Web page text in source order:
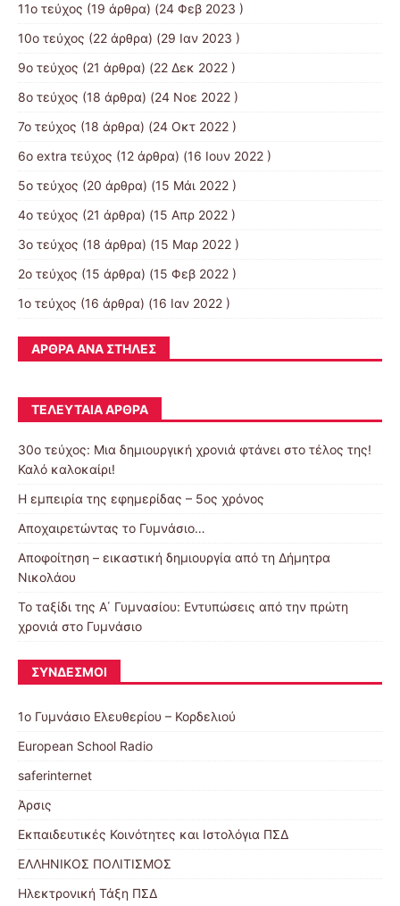
11ο τεύχος (19 άρθρα) (24 Φεβ 2023 )
10o τεύχος (22 άρθρα) (29 Ιαν 2023 )
9ο τεύχος (21 άρθρα) (22 Δεκ 2022 )
8ο τεύχος (18 άρθρα) (24 Νοε 2022 )
7ο τεύχος (18 άρθρα) (24 Οκτ 2022 )
6ο extra τεύχος (12 άρθρα) (16 Ιουν 2022 )
5ο τεύχος (20 άρθρα) (15 Μάι 2022 )
4ο τεύχος (21 άρθρα) (15 Απρ 2022 )
3ο τεύχος (18 άρθρα) (15 Μαρ 2022 )
2ο τεύχος (15 άρθρα) (15 Φεβ 2022 )
1ο τεύχος (16 άρθρα) (16 Ιαν 2022 )
ΆΡΘΡΑ ΑΝΆ ΣΤΉΛΕΣ
ΤΕΛΕΥΤΑΊΑ ΆΡΘΡΑ
30o τεύχος: Μια δημιουργική χρονιά φτάνει στο τέλος της!
Καλό καλοκαίρι!
Η εμπειρία της εφημερίδας – 5ος χρόνος
Αποχαιρετώντας το Γυμνάσιο…
Αποφοίτηση – εικαστική δημιουργία από τη Δήμητρα
Νικολάου
Το ταξίδι της Α΄ Γυμνασίου: Εντυπώσεις από την πρώτη
χρονιά στο Γυμνάσιο
ΣΎΝΔΕΣΜΟΙ
1ο Γυμνάσιο Ελευθερίου – Κορδελιού
European School Radio
saferinternet
Άρσις
Εκπαιδευτικές Κοινότητες και Ιστολόγια ΠΣΔ
ΕΛΛΗΝΙΚΟΣ ΠΟΛΙΤΙΣΜΟΣ
Ηλεκτρονική Τάξη ΠΣΔ